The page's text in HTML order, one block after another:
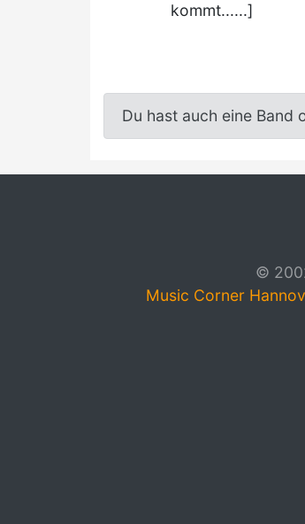
kommt......]
Du hast auch eine Band
©
Music Corner